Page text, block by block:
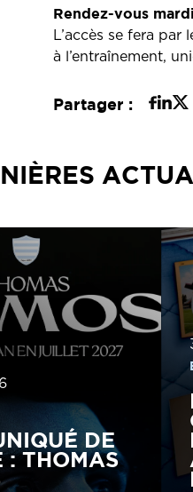
Rendez-vous
L’accès se fera
à l’entraînement,
Partager :
DE
: THOMAS